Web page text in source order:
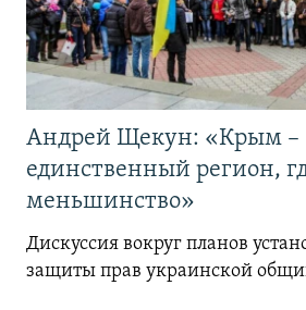
Андрей Щекун: «Крым –
единственный регион,
меньшинство»
Дискуссия вокруг планов
защиты прав украинской